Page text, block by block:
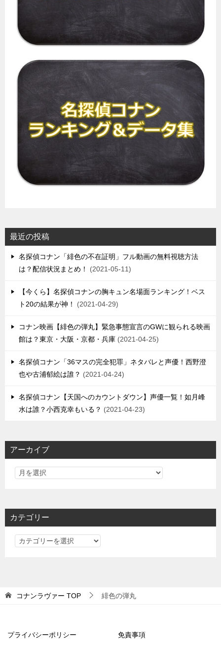
最近の投稿
名探偵コナン「緋色の不在証明」フル動画の無料視聴方法
は？配信状況まとめ！
2021-05-11
【今くら】名探偵コナンの胸キュン名場面ランキング！ベス
ト20の結果が神！
2021-04-29
コナン映画【緋色の弾丸】緊急事態宣言のGWに観られる映画
館は？東京・大阪・京都・兵庫
2021-04-25
名探偵コナン「36マスの完全犯罪」ネタバレと声優！西野澄
也や古浦郁絵は誰？
2021-04-24
名探偵コナン【天国へのカウントダウン】声優一覧！如月峰
水は誰？小西克幸もいる？
2021-04-23
アーカイブ
カテゴリー
カ
コナンラヴァー TOP 緋色の弾丸
プライバシーポリシー 免責事項